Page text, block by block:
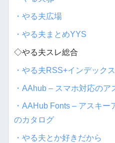
・やる夫広場
・やる夫まとめYYS
◇やる夫スレ総合
・やる夫RSS+インデックス
・AAhub – スマホ対応の
・AAHub Fonts – アスキー
のカタログ
・やる夫とか好きだから